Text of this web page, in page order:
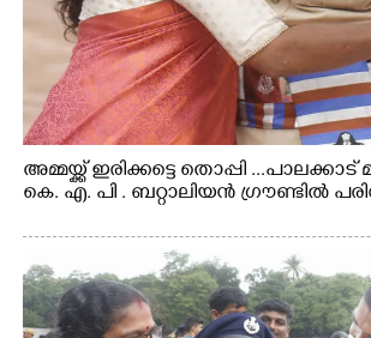
അമ്മയ്ക്ക് ഇരിക്കട്ടെ തൊപ്പി ...പാലക്കാട്
കെ. എ. പി . ബറ്റാലിയൻ ഗ്രൗണ്ടിൽ